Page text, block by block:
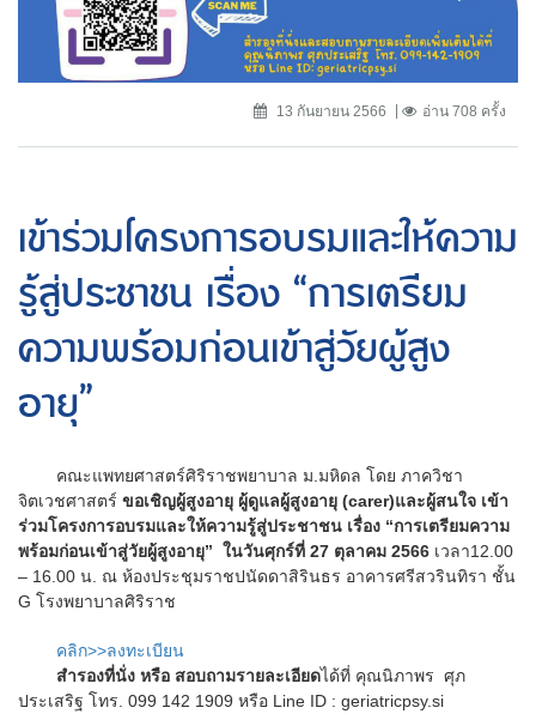
13 กันยายน 2566 อ่าน 708 ครั้ง
เข้าร่วมโครงการอบรมและให้ความ
รู้สู่ประชาชน เรื่อง “การเตรียม
ความพร้อมก่อนเข้าสู่วัยผู้สูง
อายุ”
คณะแพทยศาสตร์ศิริราชพยาบาล ม.มหิดล โดย ภาควิชา
จิตเวชศาสตร์ ขอเชิญผู้สูงอายุ ผู้ดูแลผู้สูงอายุ (carer)และผู้สนใจ เข้า
ร่วมโครงการอบรมและให้ความรู้สู่ประชาชน เรื่อง “การเตรียมความ
พร้อมก่อนเข้าสู่วัยผู้สูงอายุ” ในวันศุกร์ที่ 27 ตุลาคม 2566 เวลา12.00
– 16.00 น. ณ ห้องประชุมราชปนัดดาสิรินธร อาคารศรีสวรินทิรา ชั้น
G โรงพยาบาลศิริราช
คลิก>>ลงทะเบียน
สำรองที่นั่ง หรือ สอบถามรายละเอียดได้ที่ คุณนิภาพร ศุภ
ประเสริฐ โทร. 099 142 1909 หรือ Line ID : geriatricpsy.si